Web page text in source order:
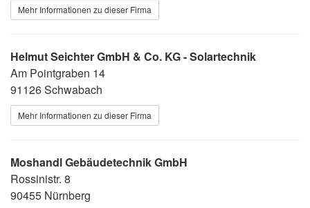
Mehr Informationen zu dieser Firma
Helmut Seichter GmbH & Co. KG - Solartechnik
Am Pointgraben 14
91126 Schwabach
Mehr Informationen zu dieser Firma
Moshandl Gebäudetechnik GmbH
Rossinistr. 8
90455 Nürnberg